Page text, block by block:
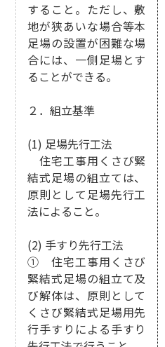
すること。ただし、敷
地が狭あいな場合等本
足場の設置が困難な場
合には、一側足場とす
ることができる。
２．組立基準
(1) 足場先行工法
住宅工事用くさび緊
結式足場の組立ては、
原則として足場先行工
法によること。
(2) 手すり先行工法
① 住宅工事用くさび
緊結式足場の組立て及
び解体は、原則として
くさび緊結式足場用先
行手すりによる手すり